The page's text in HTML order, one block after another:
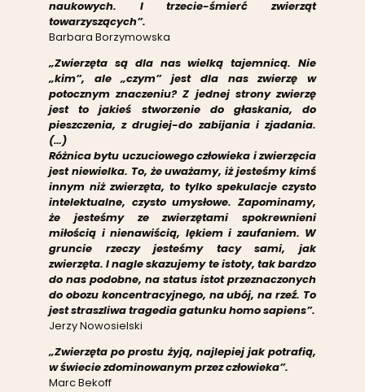
naukowych. I trzecie-śmierć zwierząt
towarzyszących”.
Barbara Borzymowska
„Zwierzęta są dla nas wielką tajemnicą. Nie
„kim”, ale „czym” jest dla nas zwierzę w
potocznym znaczeniu? Z jednej strony zwierzę
jest to jakieś stworzenie do głaskania, do
pieszczenia, z drugiej-do zabijania i zjadania.
(…)
Różnica bytu uczuciowego człowieka i zwierzęcia
jest niewielka. To, że uważamy, iż jesteśmy kimś
innym niż zwierzęta, to tylko spekulacje czysto
intelektualne, czysto umysłowe. Zapominamy,
że jesteśmy ze zwierzętami spokrewnieni
miłością i nienawiścią, lękiem i zaufaniem. W
gruncie rzeczy jesteśmy tacy sami, jak
zwierzęta. I nagle skazujemy te istoty, tak bardzo
do nas podobne, na status istot przeznaczonych
do obozu koncentracyjnego, na ubój, na rzeź. To
jest straszliwa tragedia gatunku homo sapiens”.
Jerzy Nowosielski
„Zwierzęta po prostu żyją, najlepiej jak potrafią,
w świecie zdominowanym przez człowieka”.
Marc Bekoff